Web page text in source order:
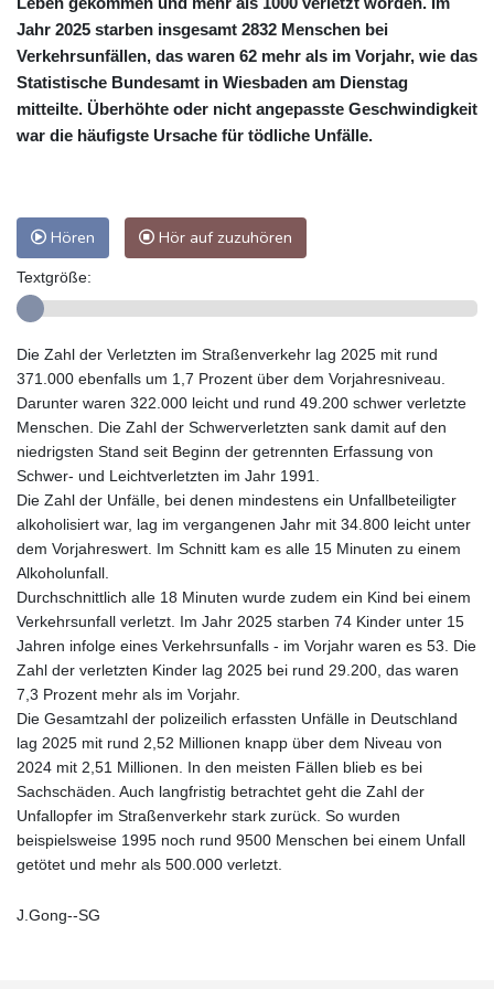
Jahr 2025 starben insgesamt 2832 Menschen bei
Verkehrsunfällen, das waren 62 mehr als im Vorjahr, wie das
Statistische Bundesamt in Wiesbaden am Dienstag
mitteilte. Überhöhte oder nicht angepasste Geschwindigkeit
war die häufigste Ursache für tödliche Unfälle.
Hören Hör auf zuzuhören
Textgröße:
Die Zahl der Verletzten im Straßenverkehr lag 2025 mit rund
371.000 ebenfalls um 1,7 Prozent über dem Vorjahresniveau.
Darunter waren 322.000 leicht und rund 49.200 schwer verletzte
Menschen. Die Zahl der Schwerverletzten sank damit auf den
niedrigsten Stand seit Beginn der getrennten Erfassung von
Schwer- und Leichtverletzten im Jahr 1991.
Die Zahl der Unfälle, bei denen mindestens ein Unfallbeteiligter
alkoholisiert war, lag im vergangenen Jahr mit 34.800 leicht unter
dem Vorjahreswert. Im Schnitt kam es alle 15 Minuten zu einem
Alkoholunfall.
Durchschnittlich alle 18 Minuten wurde zudem ein Kind bei einem
Verkehrsunfall verletzt. Im Jahr 2025 starben 74 Kinder unter 15
Jahren infolge eines Verkehrsunfalls - im Vorjahr waren es 53. Die
Zahl der verletzten Kinder lag 2025 bei rund 29.200, das waren
7,3 Prozent mehr als im Vorjahr.
Die Gesamtzahl der polizeilich erfassten Unfälle in Deutschland
lag 2025 mit rund 2,52 Millionen knapp über dem Niveau von
2024 mit 2,51 Millionen. In den meisten Fällen blieb es bei
Sachschäden. Auch langfristig betrachtet geht die Zahl der
Unfallopfer im Straßenverkehr stark zurück. So wurden
beispielsweise 1995 noch rund 9500 Menschen bei einem Unfall
getötet und mehr als 500.000 verletzt.
J.Gong--SG